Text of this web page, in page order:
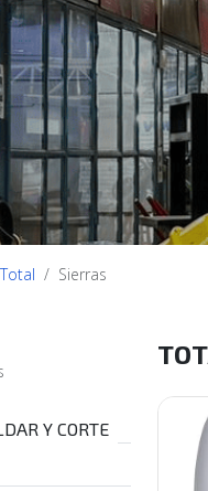
Total Sierras
Y CORTE